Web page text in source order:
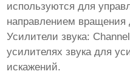
используются для
направлением вращения
Усилители звука:
усилителях звука для
искажений.